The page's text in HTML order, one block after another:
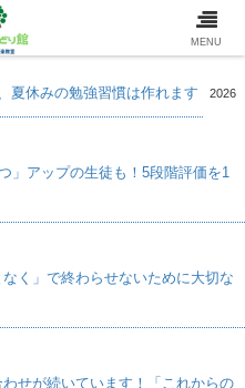
夏休みの勉強習慣は作れます 2026
」アップの生徒も！5段階評価を1
く」で終わらせないために大切な
せが続いています！「これからの
MENU